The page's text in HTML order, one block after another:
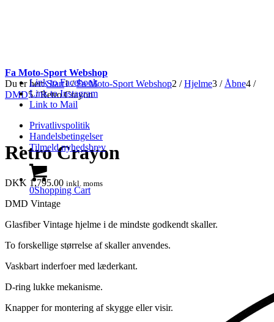
Link to Facebook
Link to Instagram
Link to Mail
Privatlivspolitik
Handelsbetingelser
Tilmeld nyhedsbrev
0Shopping Cart
Fa Moto-Sport Webshop
Du er her: Start1 / Fa Moto-Sport Webshop2 / Hjelme3 / Åbne4 /
DMD5 / Retro Crayon
Retro Crayon
DKK 1,795.00 inkl. moms
DMD Vintage
Glasfiber Vintage hjelme i de mindste godkendt skaller.
To forskellige størrelse af skaller anvendes.
Vaskbart inderfoer med læderkant.
D-ring lukke mekanisme.
Knapper for montering af skygge eller visir.